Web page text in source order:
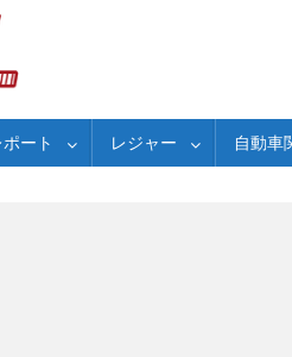
ート レジャー 自動車